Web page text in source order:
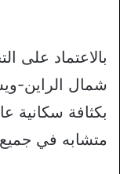
بالاعتماد على
شمال الراين-
بكثافة سكانية
متشابه في جميع